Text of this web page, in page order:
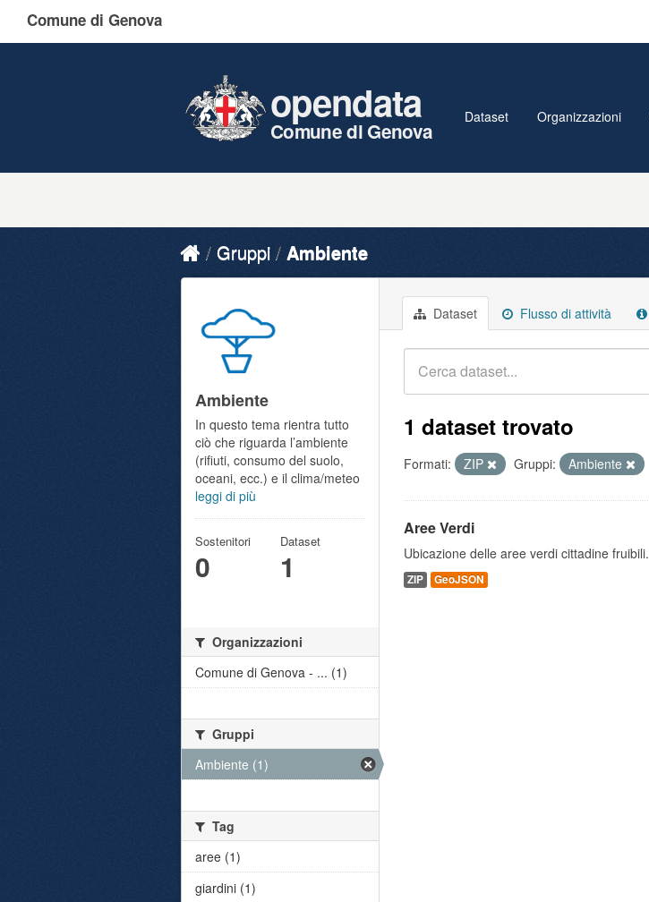
Comune di Genova
opendata
Comune di Genova
Dataset Organizzazioni
Gruppi Ambiente
Dataset Flusso di attività
1 dataset trovato
Formati: ZIP Gruppi: Ambiente
Aree Verdi
Ubicazione delle aree verdi cittadine fruibili.
ZIP GeoJSON
Ambiente
In questo tema rientra tutto
ciò che riguarda l’ambiente
(rifiuti, consumo del suolo,
oceani, ecc.) e il clima/meteo
leggi di più
Sostenitori
0
Dataset
1
Organizzazioni
Comune di Genova - ... (1)
Gruppi
Ambiente (1)
Tag
aree (1)
giardini (1)